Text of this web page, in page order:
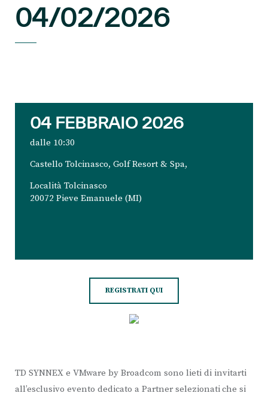
04/02/2026
04 FEBBRAIO 2026
dalle 10:30
Castello Tolcinasco, Golf Resort & Spa,
Località Tolcinasco
20072 Pieve Emanuele (MI)
REGISTRATI QUI
TD SYNNEX e VMware by Broadcom sono lieti di invitarti
all’esclusivo evento dedicato a Partner selezionatiche si